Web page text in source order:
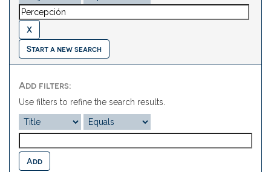
Start a new search
Add filters:
Use filters to refine the search results.